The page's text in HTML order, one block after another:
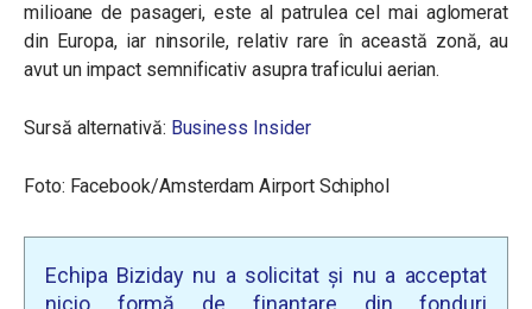
milioane de pasageri, este al patrulea cel mai aglomerat
din Europa, iar ninsorile, relativ rare în această zonă, au
avut un impact semnificativ asupra traficului aerian.
Sursă alternativă: Business Insider
Foto: Facebook/Amsterdam Airport Schiphol
Echipa Biziday nu a solicitat și nu a acceptat